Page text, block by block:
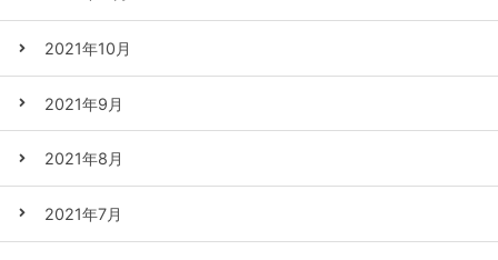
2021年10月
2021年9月
2021年8月
2021年7月